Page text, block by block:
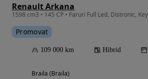
Renault Arkana
Promovat
109 000 km Hibrid
Braila (Braila)